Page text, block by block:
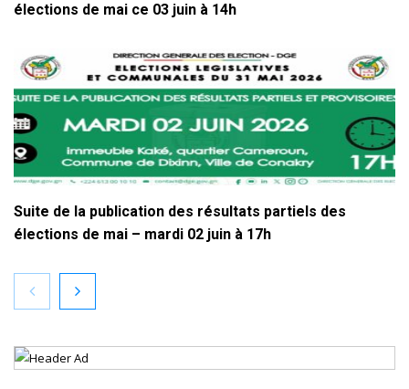
élections de mai ce 03 juin à 14h
Suite de la publication des résultats partiels des
élections de mai – mardi 02 juin à 17h